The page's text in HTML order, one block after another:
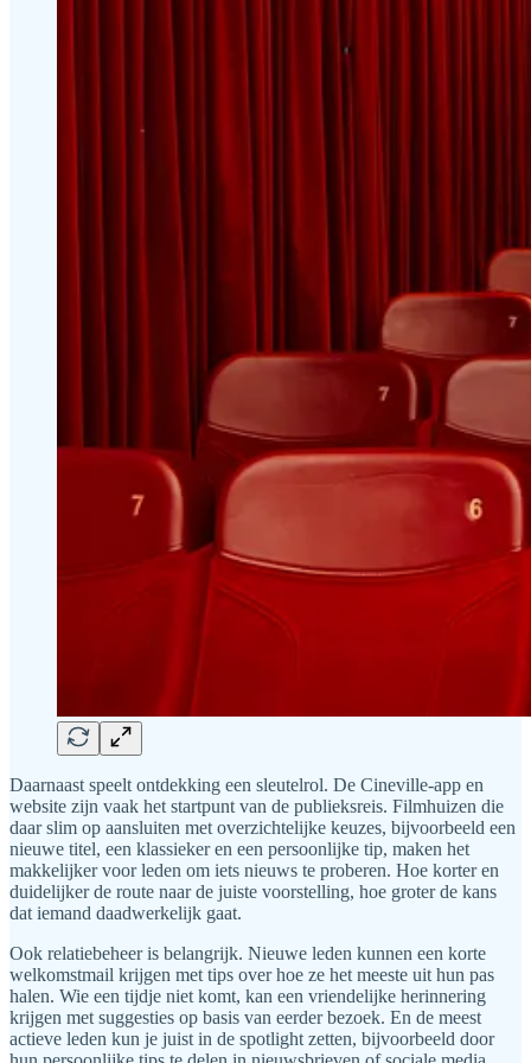
Daarnaast speelt ontdekking een sleutelrol. De Cineville-app en
website zijn vaak het startpunt van de publieksreis. Filmhuizen die
daar slim op aansluiten met overzichtelijke keuzes, bijvoorbeeld een
nieuwe titel, een klassieker en een persoonlijke tip, maken het
makkelijker voor leden om iets nieuws te proberen. Hoe korter en
duidelijker de route naar de juiste voorstelling, hoe groter de kans
dat iemand daadwerkelijk gaat.
Ook relatiebeheer is belangrijk. Nieuwe leden kunnen een korte
welkomstmail krijgen met tips over hoe ze het meeste uit hun pas
halen. Wie een tijdje niet komt, kan een vriendelijke herinnering
krijgen met suggesties op basis van eerder bezoek. En de meest
actieve leden kun je juist in de spotlight zetten, bijvoorbeeld door